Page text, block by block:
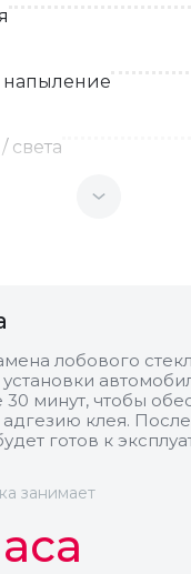
напыление
света
лобового
установки
30 минут, чтобы
клея. После
готов к
занимает